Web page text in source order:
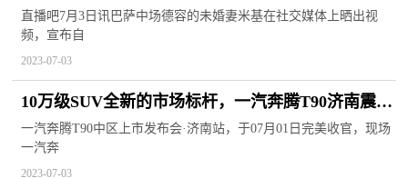
年|环球最资讯
直播吧7月3日讯巴萨中场德容的未婚妻米基在社交媒体上晒出视
频，宣布自
2023-07-03
10万级SUV全新的市场标杆，一汽奔腾T90济南震撼
上市 焦点滚动
一汽奔腾T90中区上市发布会·济南站，于07月01日完美收官，现场
一汽奔
2023-07-03